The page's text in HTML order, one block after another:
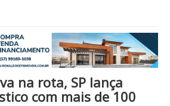
Cultura Economia Educação
Filmes em Cartaz Região
Tecnologia Cinema / Série / TV
Vida / Estilo Artigo / Coluna
na rota, SP lança
com mais de 100